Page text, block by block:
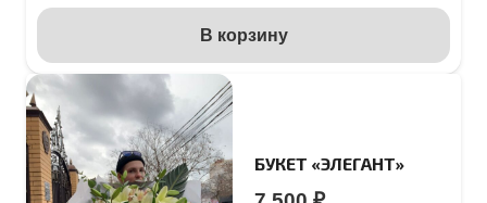
В корзину
БУКЕТ «ЭЛЕГАНТ»